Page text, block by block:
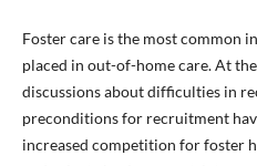
Foster care is the most common
placed in out-of-home care. At
discussions about difficulties in
preconditions for recruitment
increased competition for foster